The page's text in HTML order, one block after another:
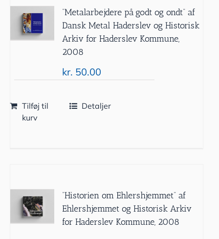
”Metalarbejdere på godt og ondt” af
Dansk Metal Haderslev og Historisk
Arkiv for Haderslev Kommune,
2008
kr. 50.00
Tilføj til
kurv
Detaljer
”Historien om Ehlershjemmet” af
Ehlershjemmet og Historisk Arkiv
for Haderslev Kommune, 2008